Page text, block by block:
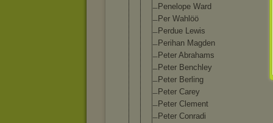
Penelope Ward
Per Wahlöö
Perdue Lewis
Perihan Magden
Peter Abrahams
Peter Benchley
Peter Berling
Peter Carey
Peter Clement
Peter Conradi